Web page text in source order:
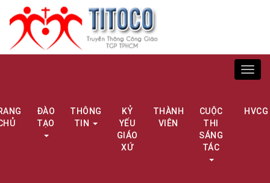
ĐÀO
TẠO
THÔNG
TIN
KỶ
YẾU
GIÁO
XỨ
THÀNH
VIÊN
CUỘC
THI
SÁNG
TÁC
HVCG